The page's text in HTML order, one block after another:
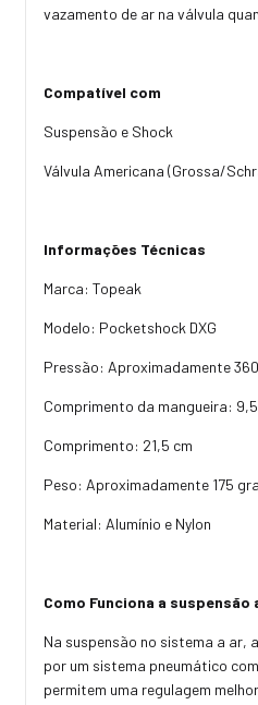
vazamento de ar na válvula
Compatível com
Suspensão e Shock
Válvula Americana (Grossa/
Informações Técnicas
Marca: Topeak
Modelo: Pocketshock DXG
Pressão: Aproximadamente
Comprimento da mangueira:
Comprimento: 21,5 cm
Peso: Aproximadamente 175
Material: Alumínio e Nylon
Como Funciona a suspensão
Na suspensão no sistema a ar,
por um sistema pneumático
permitem uma regulagem